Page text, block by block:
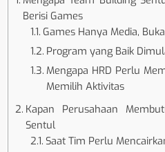
Berisi Games
Games Hanya Media,
Program yang Baik
Mengapa HRD Perlu
Memilih Aktivitas
Kapan Perusahaan
Sentul
Saat Tim Perlu